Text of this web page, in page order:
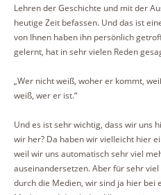
Lehren der Geschichte und mit der
heutige Zeit befassen. Und das ist
von Ihnen haben ihn persönlich
gelernt, hat in sehr vielen Reden
„Wer nicht weiß, woher er kommt,
weiß, wer er ist.“
Und es ist sehr wichtig, dass wir uns
wir her? Da haben wir vielleicht hier
weil wir uns automatisch sehr viel
auseinandersetzen. Aber für sehr
durch die Medien, wir sind ja hier bei